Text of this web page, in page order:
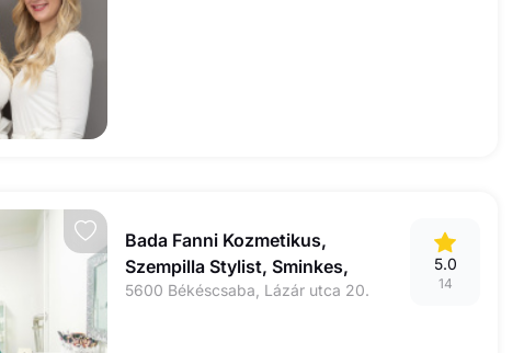
Bada Fanni Kozmetikus,
Szempilla Stylist, Sminkes,
Sminktetováló
5600 Békéscsaba, Lázár utca 20.
5.0
14